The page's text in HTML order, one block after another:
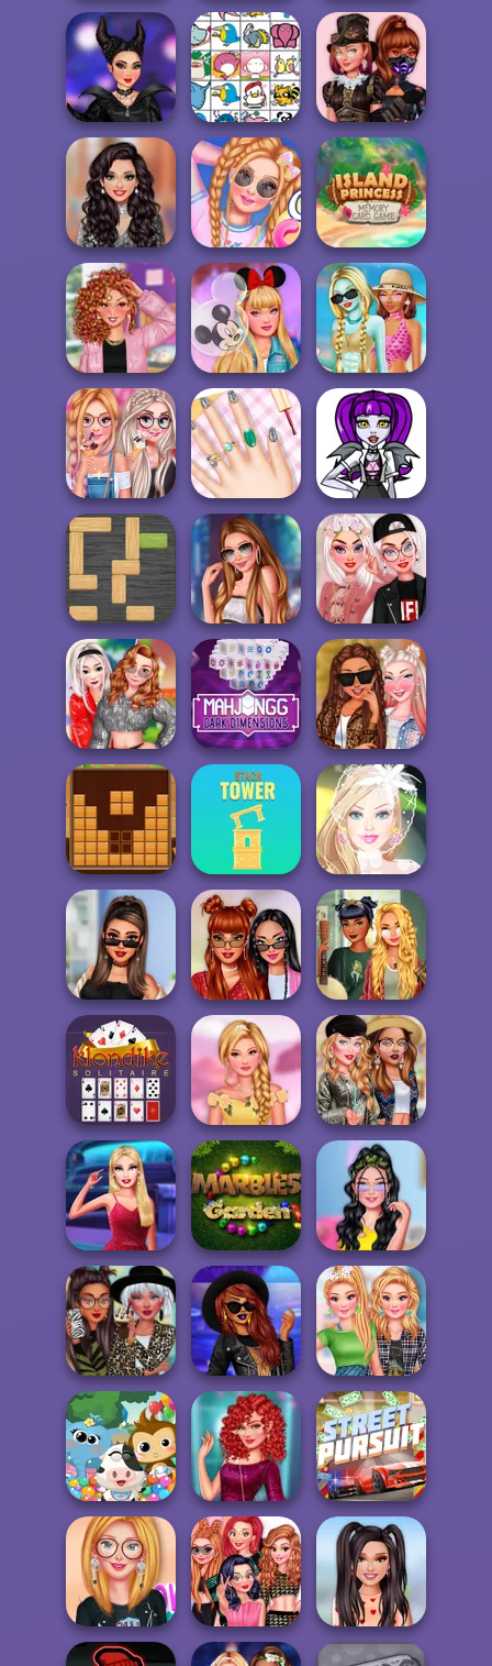
Princesses
Choose Your
Style
Wednesday
Besties Fun Day
Prințesele
curajoase
Princesses
Villain Party
Crash...
Pet Connect
Insta Divas
Fashion Roulette
Influencers' New
Year's Eve Pa...
Cotton Candy
Store
Island Princess
Memory Card
Ga...
Baddie Vs Pretty
Vacanță la
Disneyland
Monster Girls
Missing Summer
Princess We Love
Ice Cream
My Spring Nails
Design
Monster High
Character
Creator
Woblox
Stilist pentru
Arianna
Princesses Girly
Chic vs Tombo...
Rival Sisters
Mahjong Dark
Dimensions: 210
s...
TikTok
Princesses Back
To Basi...
Wood Blocks Stack Tower
Barbie's Bridal
Styles
TikTok Divas
#likeforlikes
Villains Summer
#OOTD
Goblincore
Aesthetic
Klondike
Solitaire Classic
Prințese la balul
primăverii
Celebs Boho
Style
Babs New Girl In
School
Marbles Garden
Insta Girls First
Date Look Ti...
Animal Prints
TikTok Divas
#likearockstar
The New Girl In
School
Dr. Panda
Daycare
Sequin Insta
Divas
Street Pursuit